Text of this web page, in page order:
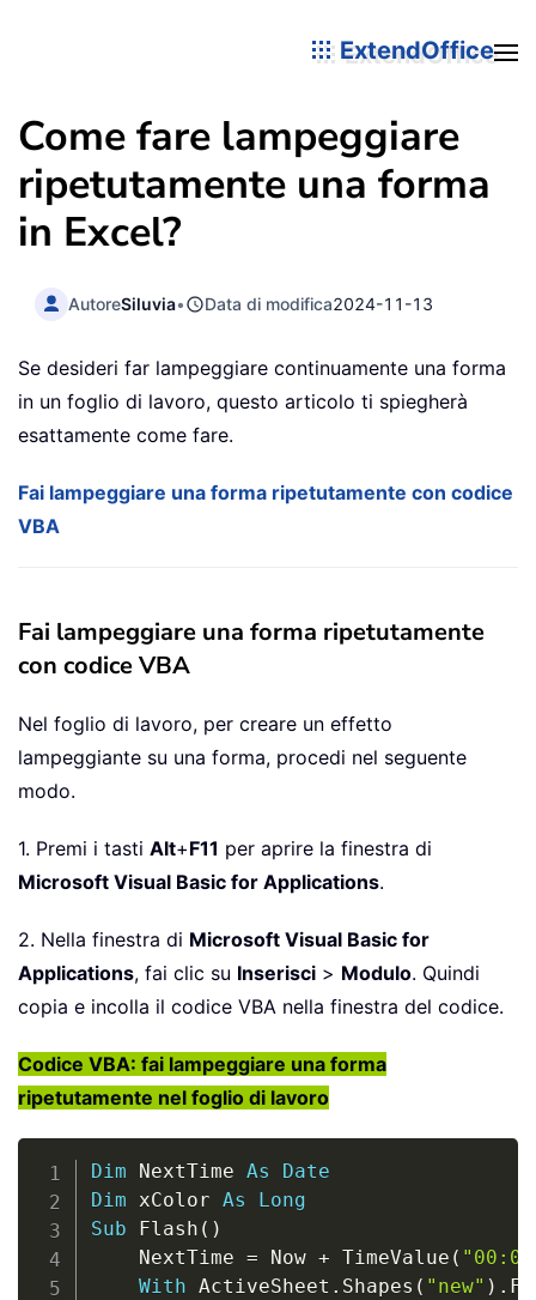
ExtendOffice
Come fare lampeggiare
ripetutamente una forma
in Excel?
AutoreSiluvia• Data di modifica2024-11-13
Se desideri far lampeggiare continuamente una forma
in un foglio di lavoro, questo articolo ti spiegherà
esattamente come fare.
Fai lampeggiare una forma ripetutamente con codice
VBA
Fai lampeggiare una forma ripetutamente
con codice VBA
Nel foglio di lavoro, per creare un effetto
lampeggiante su una forma, procedi nel seguente
modo.
1. Premi i tasti Alt+F11 per aprire la finestra di
Microsoft Visual Basic for Applications.
2. Nella finestra di Microsoft Visual Basic for
Applications, fai clic su Inserisci > Modulo. Quindi
copia e incolla il codice VBA nella finestra del codice.
Codice VBA: fai lampeggiare una forma
ripetutamente nel foglio di lavoro
Dim NextTime As
Date
Dim xColor As
Long
Sub Flash ( )
    NextTime
= Now + TimeValue (
With ActiveSheet . Shapes ( "new" ) .